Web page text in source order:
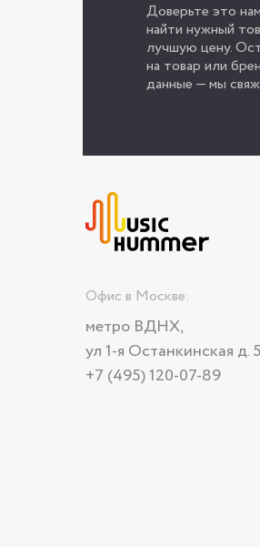
Доверьте это
найти нужный
лучшую цену.
на товар или
данные — мы
Офис в Москве:
метро ВДНХ,
ул 1-я Останкинская д.
+7 (495) 120-07-89